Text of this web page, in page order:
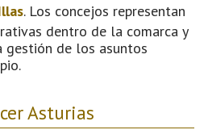
. Los concejos representan
dentro de la comarca y
gestión de los asuntos
Asturias